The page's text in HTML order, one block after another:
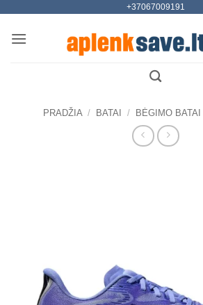
content
+37067009191
PRADŽIA / BATAI / BĖGIMO BATAI